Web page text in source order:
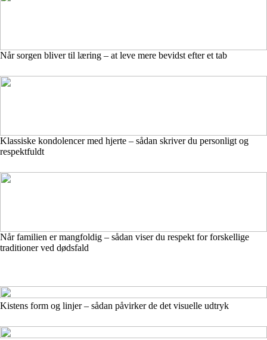
Når sorgen bliver til læring – at leve mere bevidst efter et tab
Klassiske kondolencer med hjerte – sådan skriver du personligt og
respektfuldt
Når familien er mangfoldig – sådan viser du respekt for forskellige
traditioner ved dødsfald
Kistens form og linjer – sådan påvirker de det visuelle udtryk